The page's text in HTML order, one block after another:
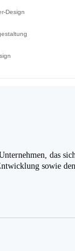
Design
das
sowie